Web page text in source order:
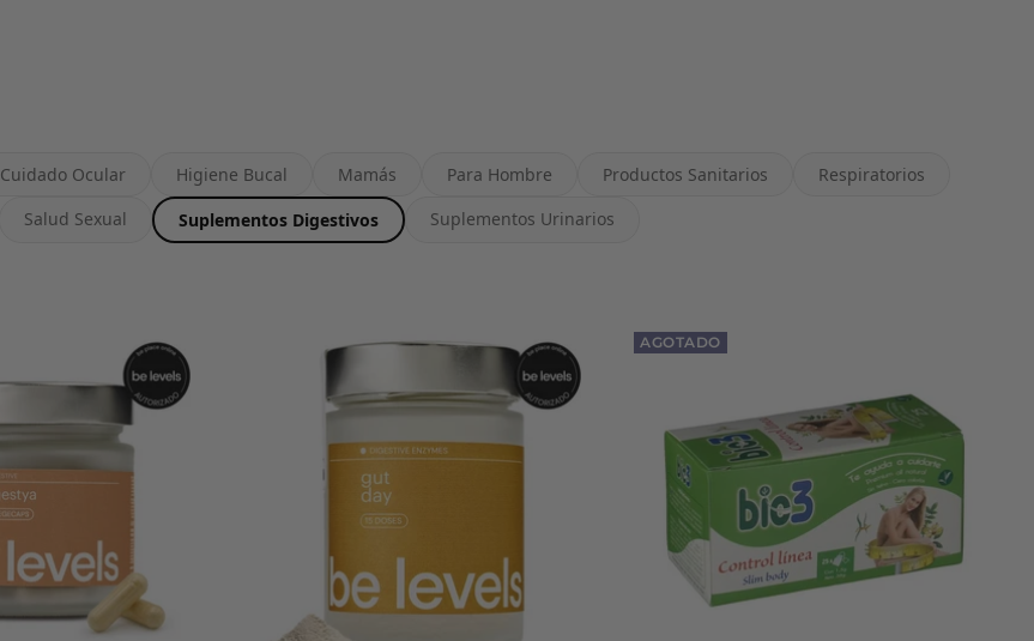
Cuidado Ocular Higiene Bucal Mamás Para Hombre Productos Sanitarios
Respiratorios
Salud Sexual Suplementos Digestivos Suplementos Urinarios
AGOTADO